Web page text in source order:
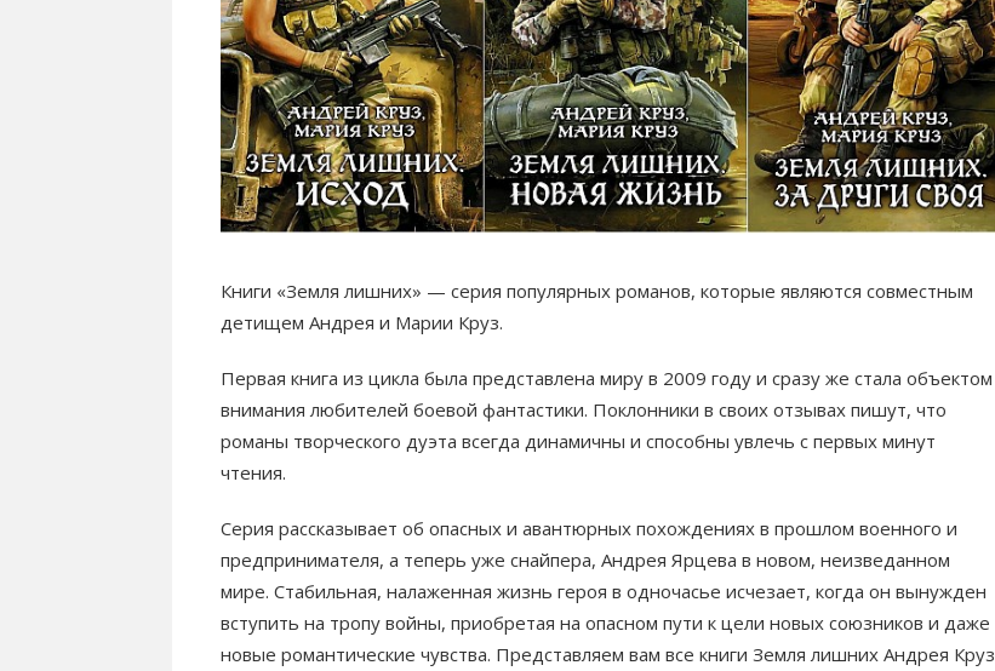
Книги «Земля лишних» — серия популярных романов, которые являются совместным
детищем Андрея и Марии Круз.
Первая книга из цикла была представлена миру в 2009 году и сразу же стала объектом
внимания любителей боевой фантастики. Поклонники в своих отзывах пишут, что
романы творческого дуэта всегда динамичны и способны увлечь с первых минут
чтения.
Серия рассказывает об опасных и авантюрных похождениях в прошлом военного и
предпринимателя, а теперь уже снайпера, Андрея Ярцева в новом, неизведанном
мире. Стабильная, налаженная жизнь героя в одночасье исчезает, когда он вынужден
вступить на тропу войны, приобретая на опасном пути к цели новых союзников и даже
новые романтические чувства. Представляем вам все книги Земля лишних Андрея Круз